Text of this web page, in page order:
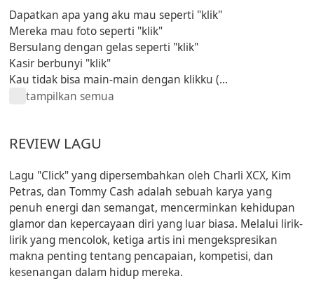
Dapatkan apa yang aku mau seperti "klik"
Mereka mau foto seperti "klik"
Bersulang dengan gelas seperti "klik"
Kasir berbunyi "klik"
Kau tidak bisa main-main dengan klikku (...
tampilkan semua
REVIEW LAGU
Lagu "Click" yang dipersembahkan oleh Charli XCX, Kim
Petras, dan Tommy Cash adalah sebuah karya yang
penuh energi dan semangat, mencerminkan kehidupan
glamor dan kepercayaan diri yang luar biasa. Melalui lirik-
lirik yang mencolok, ketiga artis ini mengekspresikan
makna penting tentang pencapaian, kompetisi, dan
kesenangan dalam hidup mereka.